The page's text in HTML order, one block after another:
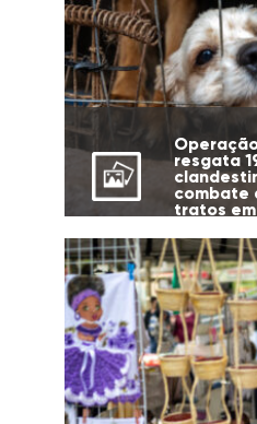
resgata
combate
tratos